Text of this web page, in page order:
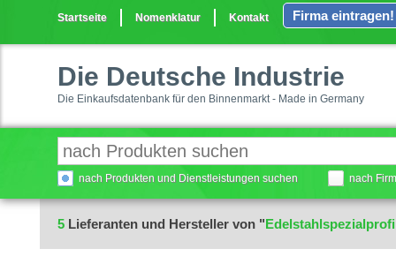
Startseite Nomenklatur Kontakt Firma eintragen!
Die Deutsche Industrie
Die Einkaufsdatenbank für den Binnenmarkt - Made in Germany
nach Produkten und Dienstleistungen suchen nach
5 Lieferanten und Hersteller von "